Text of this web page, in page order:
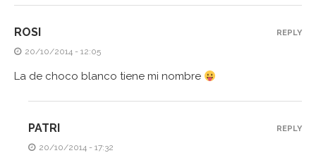
ROSI
20/10/2014 - 12:05
La de choco blanco tiene mi nombre
REPLY
PATRI
20/10/2014 - 17:32
REPLY